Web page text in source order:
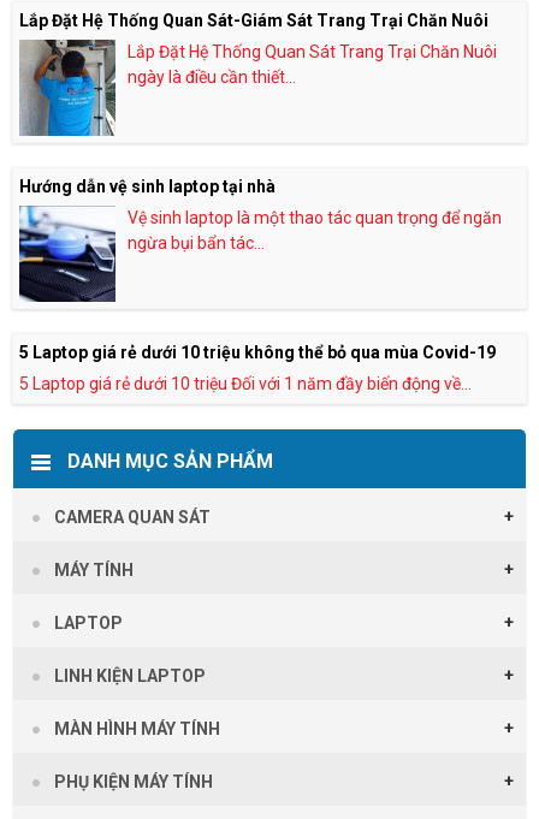
Lắp Đặt Hệ Thống Quan Sát-Giám Sát Trang Trại Chăn Nuôi
Lắp Đặt Hệ Thống Quan Sát Trang Trại Chăn Nuôi
ngày là điều cần thiết...
Hướng dẫn vệ sinh laptop tại nhà
Vệ sinh laptop là một thao tác quan trọng để ngăn
ngừa bụi bẩn tác...
5 Laptop giá rẻ dưới 10 triệu không thể bỏ qua mùa Covid-19
5 Laptop giá rẻ dưới 10 triệu Đối với 1 năm đầy biến động về...
DANH MỤC SẢN PHẨM
CAMERA QUAN SÁT
MÁY TÍNH
LAPTOP
LINH KIỆN LAPTOP
MÀN HÌNH MÁY TÍNH
PHỤ KIỆN MÁY TÍNH